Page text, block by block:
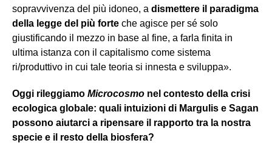
sopravvivenza del più idoneo, a dismettere il paradigma
della legge del più forte che agisce per sé solo
giustificando il mezzo in base al fine, a farla finita in
ultima istanza con il capitalismo come sistema
ri/produttivo in cui tale teoria si innesta e sviluppa».
Oggi rileggiamo Microcosmo nel contesto della crisi
ecologica globale: quali intuizioni di Margulis e Sagan
possono aiutarci a ripensare il rapporto tra la nostra
specie e il resto della biosfera?